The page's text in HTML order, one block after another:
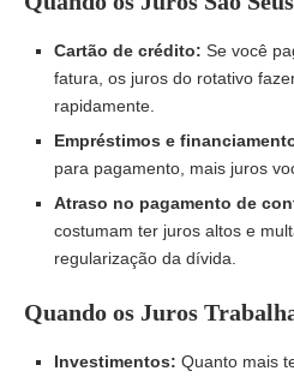
Cartão de crédito: Se você
fatura, os juros do rotativo
rapidamente.
Empréstimos e
para pagamento, mais juros
Atraso no pagamento de
costumam ter juros altos e
regularização da dívida.
Quando os Juros
Investimentos: Quanto mais